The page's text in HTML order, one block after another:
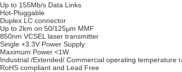
Up to 155Mb/s Data Links
Hot-Pluggable
Duplex LC connector
Up to 2km on 50/125μm MMF
850nm VCSEL laser transmitter
Single +3.3V Power Supply
Maximum Power <1W
Industrial /Extended/ Commercial operating temperature
RoHS compliant and Lead Free